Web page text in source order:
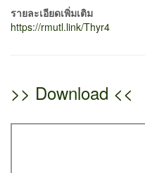
รายละเอียดเพิ่มเติม
https://rmutl.link/Thyr4
>> Download <<